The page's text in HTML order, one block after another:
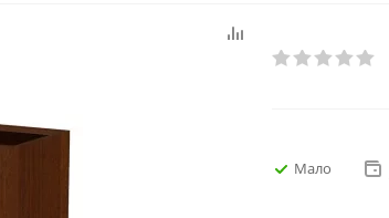
Мало